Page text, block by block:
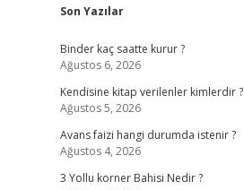
Sidebar
Son Yazılar
Binder kaç saatte kurur ?
Ağustos 6, 2026
Kendisine kitap verilenler kimlerdir ?
Ağustos 5, 2026
Avans faizi hangi durumda istenir ?
Ağustos 4, 2026
3 Yollu korner Bahisi Nedir ?
ilbet güncel giriş adresi